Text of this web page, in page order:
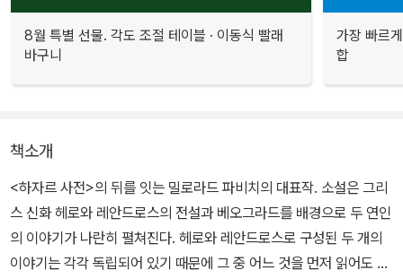
8월 특별 선물. 각도 조절 테이블 · 이동식 빨래
바구니
가장 빠르
합
책소개
<하자르 사전>의 뒤를 잇는 밀로라드 파비치의 대표작. 소설은 그리
스 신화 헤로와 레안드로스의 전설과 베오그라드를 배경으로 두 연인
의 이야기가 나란히 펼쳐진다. 헤로와 레안드로스로 구성된 두 개의
이야기는 각각 독립되어 있기 때문에 그 중 어느 것을 먼저 읽어도 상